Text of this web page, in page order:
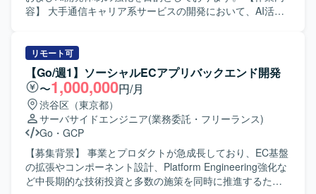
容】 大手通信キャリア系サービスの開発において、AI活用
動開発の実現に向けた技術検証や課題解決を推進いただき
ます。 想定される具体的な作業としては、ローカル環境構
築、AI/LLMアプリケーションの開発、AIテストおよび評
価、既存プロジェクトの引き継ぎおよび継続対応、クライ
アントの運用に沿ったプロジェクト推進などがあります。
【求める人物像】 AI/LLM領域の技術トレンドに関心を持
ち、自走してキャッチアップできる方を求めております。
制約条件が多い環境下でも主体的に課題を発見し、粘り強
く解決に取り組める方です。 クライアントやチームと円滑
にコミュニケーションを取りながら、継続的なサービス改
リモート可
【Go/週1】ソーシャルECアプリバックエンド開発
〜1,000,000円/月
渋谷区（東京都）
サーバサイドエンジニア(業務委託・フリーランス)
Go ・ GCP
【募集背景】 事業とプロダクトが急成長しており、EC基盤
の拡張やコンポーネント設計、Platform Engineering強化な
ど中長期的な技術投資と多数の施策を同時に推進するた